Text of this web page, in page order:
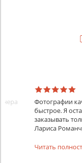
Фотографии
быстрое. Я
заказывать
Лариса
Читать